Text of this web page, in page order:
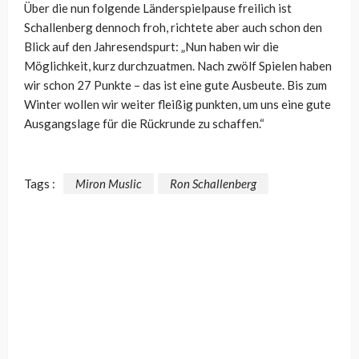
Über die nun folgende Länderspielpause freilich ist
Schallenberg dennoch froh, richtete aber auch schon den
Blick auf den Jahresendspurt: „Nun haben wir die
Möglichkeit, kurz durchzuatmen. Nach zwölf Spielen haben
wir schon 27 Punkte – das ist eine gute Ausbeute. Bis zum
Winter wollen wir weiter fleißig punkten, um uns eine gute
Ausgangslage für die Rückrunde zu schaffen.“
Tags : Miron Muslic Ron Schallenberg